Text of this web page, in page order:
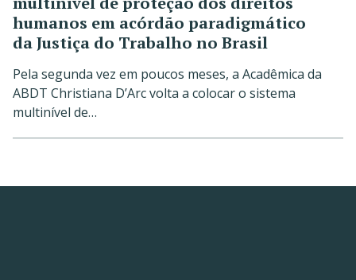
humanos em acórdão paradigmático
da Justiça do Trabalho no Brasil
Pela segunda vez em poucos meses, a Acadêmica da
ABDT Christiana D’Arc volta a colocar o sistema
multinível de…